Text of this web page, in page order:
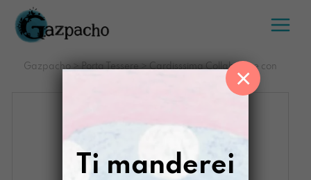
Salta
contenuto
Gazpacho > Porta Tessere > Cardisssima Collaborare con
Ti manderei
×